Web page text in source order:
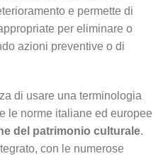
e permette di
per eliminare o
azioni preventive o di
di usare una terminologia
le norme italiane ed europee
del patrimonio culturale.
con le numerose